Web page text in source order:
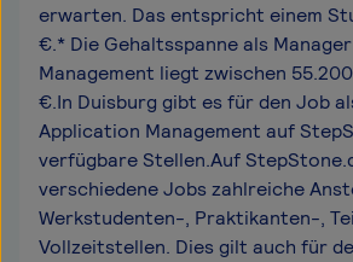
erwarten. Das entspricht einem
€.* Die Gehaltsspanne als
Management liegt zwischen
€.In Duisburg gibt es für den Job
Application Management auf
verfügbare Stellen.Auf
verschiedene Jobs zahlreiche
Werkstudenten-, Praktikanten-,
Vollzeitstellen. Dies gilt auch für